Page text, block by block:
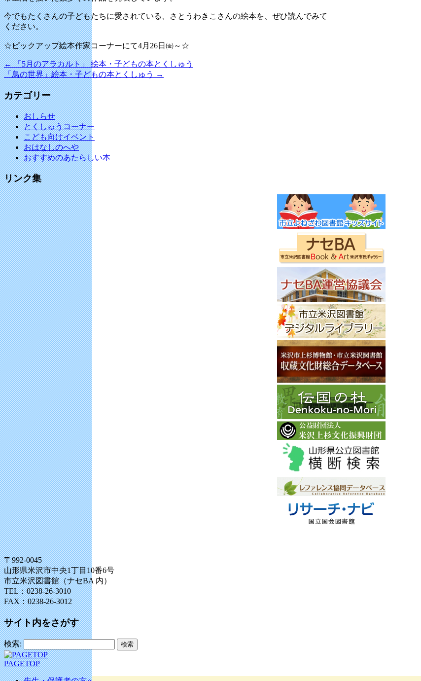
今でもたくさんの子どもたちに愛されている、さとうわきこさんの絵本を、ぜひ読んでみて
ください。
☆ピックアップ絵本作家コーナーにて4月26日㈮～☆
←「5月のアラカルト」 絵本・子どもの本とくしゅう
「鳥の世界」絵本・子どもの本とくしゅう
→
カテゴリー
おしらせ
とくしゅうコーナー
こども向けイベント
おはなしのへや
おすすめのあたらしい本
リンク集
〒992-0045
山形県米沢市中央1丁目10番6号
市立米沢図書館（ナセBA 内）
TEL：0238-26-3010
FAX：0238-26-3012
サイト内をさがす
検索:
PAGETOP